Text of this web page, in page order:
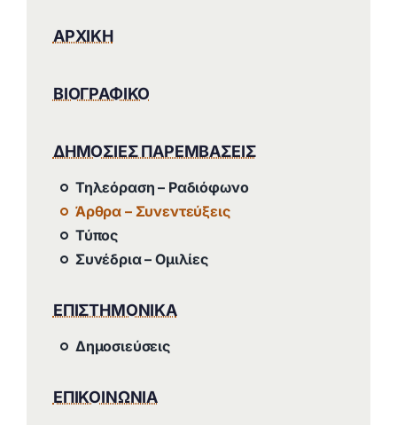
ΑΡΧΙΚΗ
ΒΙΟΓΡΑΦΙΚΟ
ΔΗΜΟΣΙΕΣ ΠΑΡΕΜΒΑΣΕΙΣ
Τηλεόραση – Ραδιόφωνο
Άρθρα – Συνεντεύξεις
Τύπος
Συνέδρια – Ομιλίες
ΕΠΙΣΤΗΜΟΝΙΚΑ
Δημοσιεύσεις
ΕΠΙΚΟΙΝΩΝΙΑ